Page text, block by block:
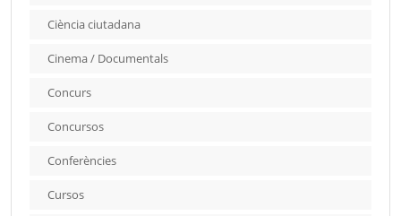
Ciència ciutadana
Cinema / Documentals
Concurs
Concursos
Conferències
Cursos